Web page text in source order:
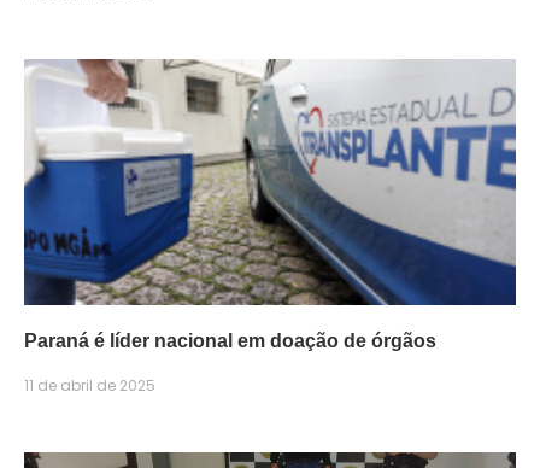
Paraná é líder nacional em doação de órgãos
11 de abril de 2025